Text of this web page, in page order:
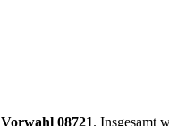
Vorwahl 08721. Insgesamt